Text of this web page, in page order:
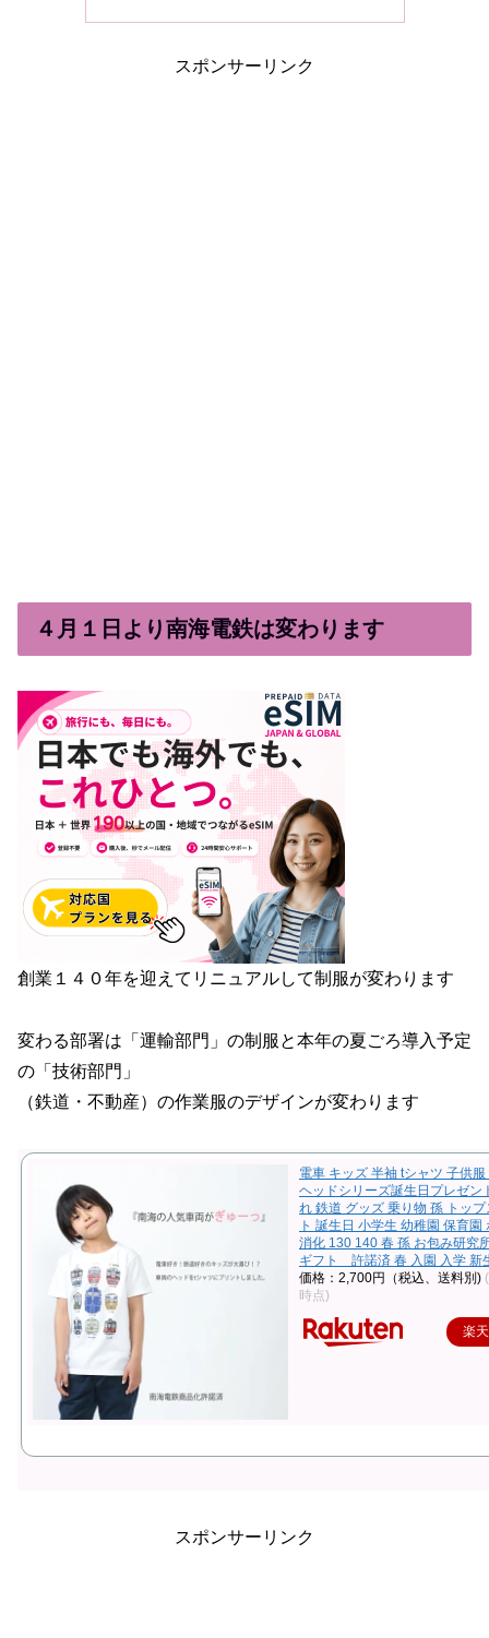
スポンサーリンク
４月１日より南海電鉄は変わります
創業１４０年を迎えてリニュアルして制服が変わります
変わる部署は「運輸部門」の制服と本年の夏ごろ導入予定
の「技術部門」
（鉄道・不動産）の作業服のデザインが変わります
電車 キッズ 半袖 tシャツ 子供
ヘッドシリーズ誕生日プレゼン
れ 鉄道 グッズ 乗り物 孫 トッ
ト 誕生日 小学生 幼稚園 保育園
消化 130 140 春 孫 お包み研究
ギフト 許諾済 春 入園 入学 新
価格：2,700円（税込、送料別)
時点)
楽
スポンサーリンク